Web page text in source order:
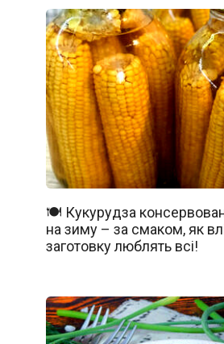
🍽️ Кукурудза
на зиму – за смаком, як
заготовку люблять всі!